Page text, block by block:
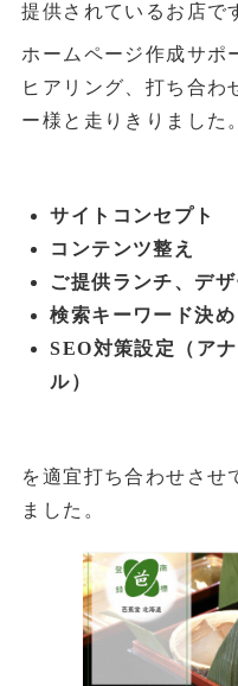
提供されているお店で
ホームページ作成サポ
ヒアリング、打ち合わ
ー様と走りきりました。
サイトコンセプト
コンテンツ整え
ご提供ランチ、デ
検索キーワード決め
SEO対策設定（ア
ル）
を適宜打ち合わせさせ
ました。